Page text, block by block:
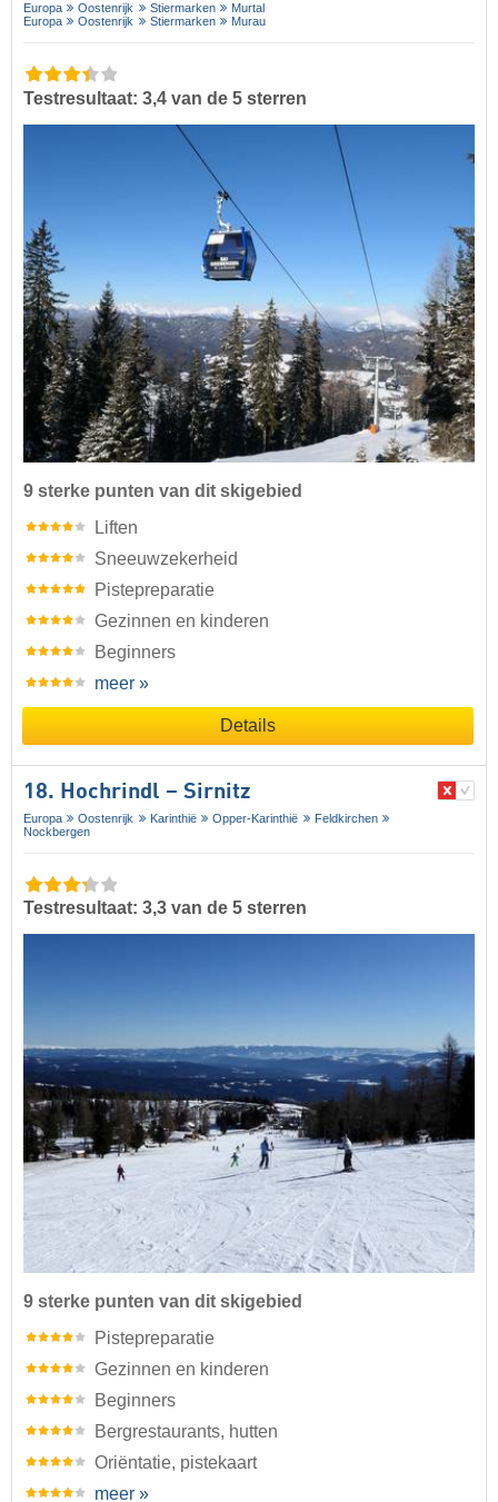
Europa Oostenrijk Stiermarken
Murtal
Europa
Oostenrijk Stiermarken Murau
Testresultaat: 3,4 van de 5 sterren
9 sterke punten van dit skigebied
Liften
Sneeuwzekerheid
Pistepreparatie
Gezinnen en kinderen
Beginners
meer »
Details
18. Hochrindl – Sirnitz
Europa Oostenrijk Karinthië Opper-Karinthië
Feldkirchen
Nockbergen
Testresultaat: 3,3 van de 5 sterren
9 sterke punten van dit skigebied
Pistepreparatie
Gezinnen en kinderen
Beginners
Bergrestaurants, hutten
Oriëntatie, pistekaart
meer »